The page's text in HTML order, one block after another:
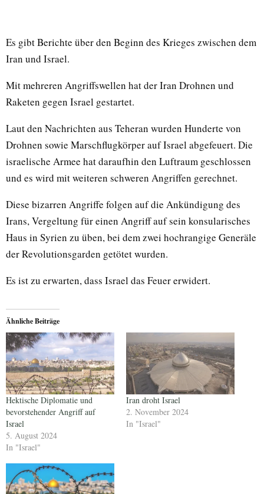
Es gibt Berichte über den Beginn des Krieges zwischen dem
Iran und Israel.
Mit mehreren Angriffswellen hat der Iran Drohnen und
Raketen gegen Israel gestartet.
Laut den Nachrichten aus Teheran wurden Hunderte von
Drohnen sowie Marschflugkörper auf Israel abgefeuert. Die
israelische Armee hat daraufhin den Luftraum geschlossen
und es wird mit weiteren schweren Angriffen gerechnet.
Diese bizarren Angriffe folgen auf die Ankündigung des
Irans, Vergeltung für einen Angriff auf sein konsularisches
Haus in Syrien zu üben, bei dem zwei hochrangige Generäle
der Revolutionsgarden getötet wurden.
Es ist zu erwarten, dass Israel das Feuer erwidert.
Ähnliche Beiträge
Hektische Diplomatie und
bevorstehender Angriff auf
Israel
5. August 2024
In "Israel"
Iran droht Israel
2. November 2024
In "Israel"